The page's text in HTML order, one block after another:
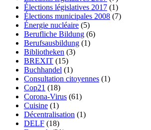
Élections législatives 2017 (1)
Élections municipales 2008 (7)
Énergie nucléaire (5)
Berufliche Bildung (6)
Berufsausbildung (1)
Bibliotheken (3)
BREXIT (15)
Buchhandel (1)
Consultation citoyennes (1)
Cop21 (18)
Corona-Virus (61)
Cuisine (1)
Décentralisation (1)
DELF (18)